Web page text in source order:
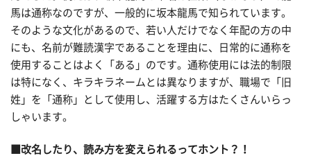
馬は通称なのですが、一般的に坂本龍馬で知られています。
そのような文化があるので、若い人だけでなく年配の方の中
にも、名前が難読漢字であることを理由に、日常的に通称を
使用することはよく「ある」のです。通称使用には法的制限
は特になく、キラキラネームとは異なりますが、職場で「旧
姓」を「通称」として使用し、活躍する方はたくさんいらっ
しゃいます。
■改名したり、読み方を変えられるってホント？！